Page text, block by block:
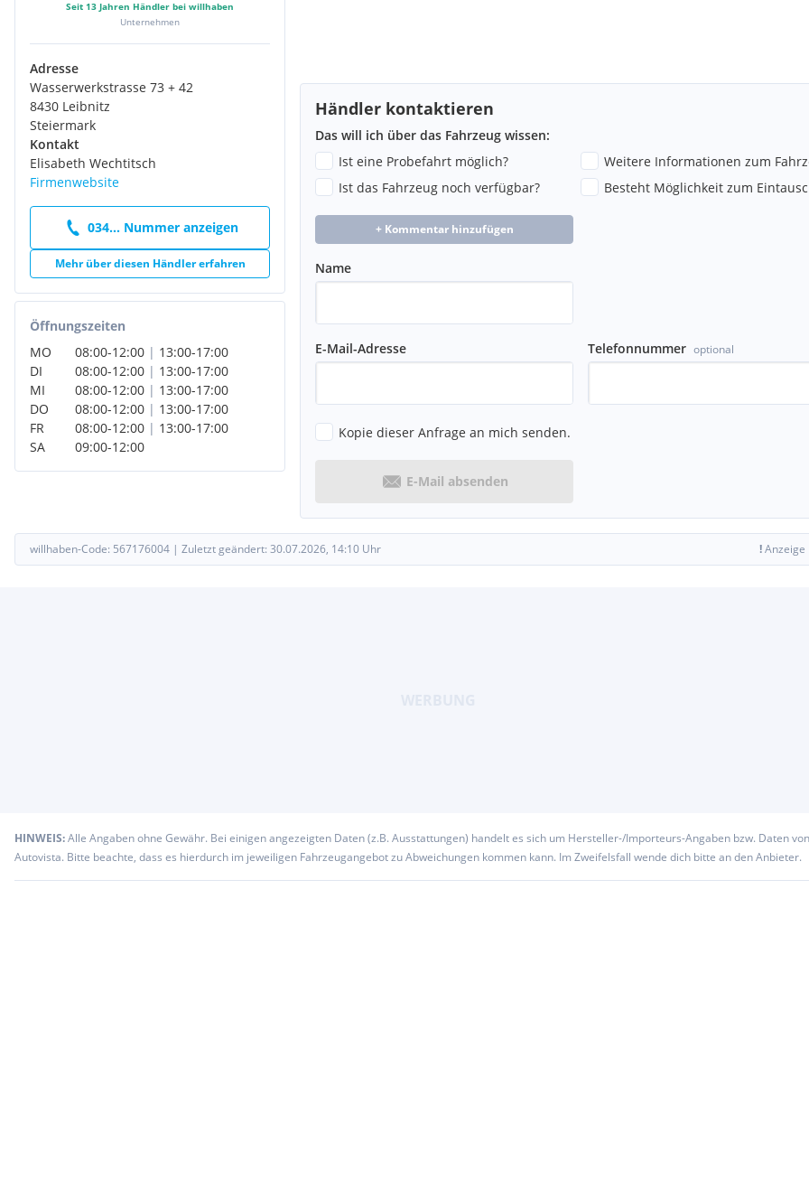
Seit 13 Jahren Händler bei willhaben
Unternehmen
Adresse
Wasserwerkstrasse 73 + 42
8430 Leibnitz
Steiermark
Kontakt
Elisabeth Wechtitsch
Firmenwebsite
034... Nummer anzeigen
Mehr über diesen Händler erfahren
Öffnungszeiten
MO
08:00-12:00 | 13:00-17:00
DI
08:00-12:00 | 13:00-17:00
MI
08:00-12:00 | 13:00-17:00
DO
08:00-12:00 | 13:00-17:00
FR
08:00-12:00 | 13:00-17:00
SA
09:00-12:00
Händler kontaktieren
Das will ich über das Fahrzeug wissen:
Ist eine Probefahrt möglich?
Weitere Informationen zum
Ist das Fahrzeug noch verfügbar?
Besteht Möglichkeit zum
+ Kommentar hinzufügen
Name
E-Mail-Adresse Telefonnummer optional
Kopie dieser Anfrage an mich senden.
E-Mail absenden
willhaben-Code: 567176004 | Zuletzt geändert: 30.07.2026, 14:10 Uhr !Anzeige
HINWEIS:Alle Angaben ohne Gewähr. Bei einigen angezeigten Daten (z.B. Ausstattungen) handelt es sich um Hersteller-/Importeurs-Angaben bzw. Daten von
Autovista. Bitte beachte, dass es hierdurch im jeweiligen Fahrzeugangebot zu Abweichungen kommen kann. Im Zweifelsfall wende dich bitte an den Anbieter.